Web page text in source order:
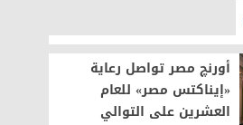
أورنچ مصر تواصل رعاية
«إيناكتس مصر» للعام
العشرين على التوالي